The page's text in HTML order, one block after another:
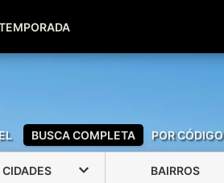
(51) 99600-0039
BUSCA COMPLETA POR CÓDIGO
CIDADES BAIRROS